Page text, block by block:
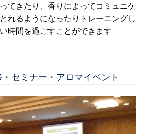
てきたり、香りによってコミュニケ
れるようになったりトレーニングし
時間を過ごすことができます
セミナー・アロマイベント